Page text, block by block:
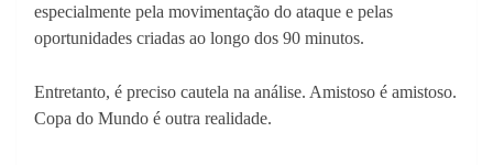
especialmente pela movimentação do ataque e pelas
oportunidades criadas ao longo dos 90 minutos.
Entretanto, é preciso cautela na análise. Amistoso é amistoso.
Copa do Mundo é outra realidade.